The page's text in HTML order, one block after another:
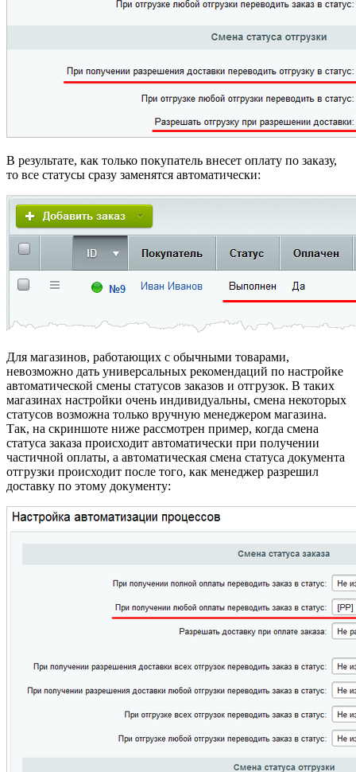
В результате, как только покупатель внесет оплату по заказу,
то все статусы сразу заменятся автоматически:
Для магазинов, работающих с обычными товарами,
невозможно дать универсальных рекомендаций по настройке
автоматической смены статусов заказов и отгрузок. В таких
магазинах настройки очень индивидуальны, смена некоторых
статусов возможна только вручную менеджером магазина.
Так, на скриншоте ниже рассмотрен пример, когда смена
статуса заказа происходит автоматически при получении
частичной оплаты, а автоматическая смена статуса документа
отгрузки происходит после того, как менеджер разрешил
доставку по этому документу: